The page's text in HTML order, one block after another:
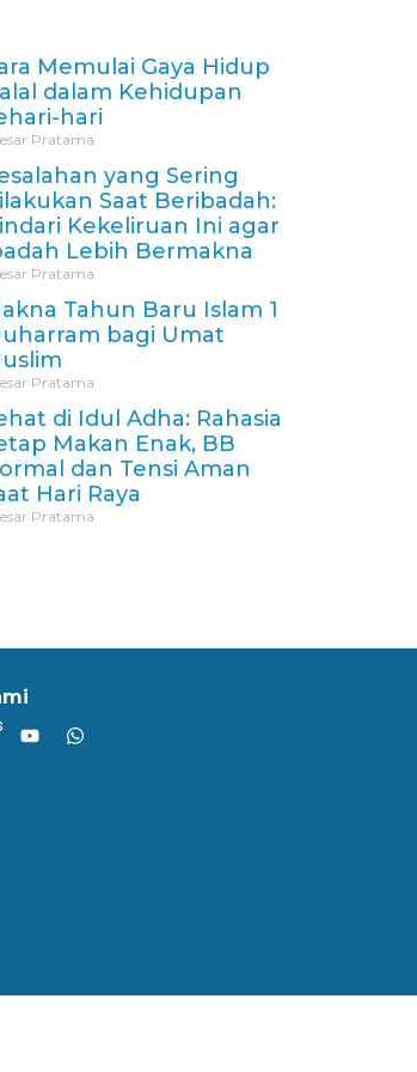
Memulai Gaya Hidup
dalam Kehidupan
hari
Pratama
yang Sering
Saat Beribadah:
Kekeliruan Ini agar
Lebih Bermakna
Pratama
Tahun Baru Islam 1
bagi Umat
Pratama
di Idul Adha: Rahasia
Makan Enak, BB
dan Tensi Aman
Hari Raya
Pratama